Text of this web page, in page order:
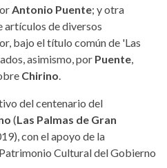
Antonio Puente; y otra
artículos de diversos
bajo el título común de 'Las
asimismo, por Puente,
Chirino.
del centenario del
(Las Palmas de Gran
con el apoyo de la
Cultural del Gobierno